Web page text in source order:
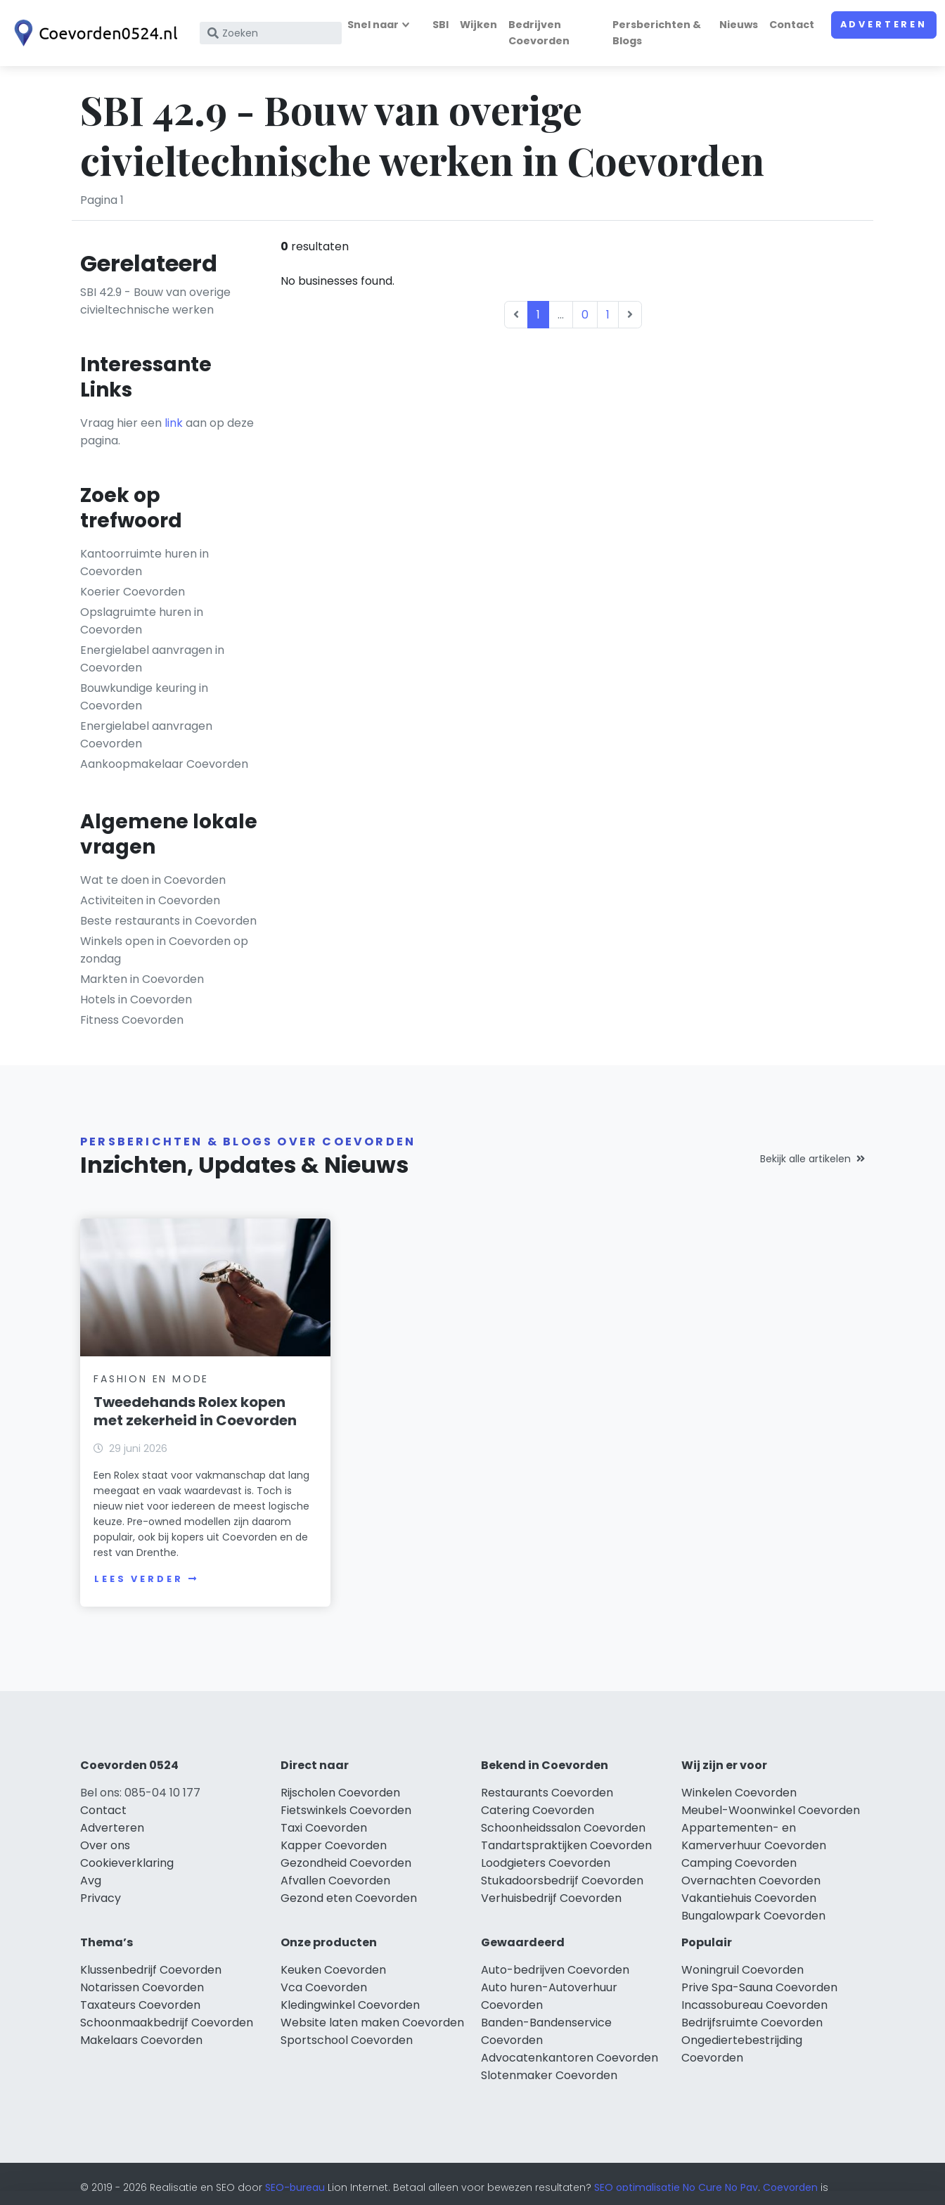
Zoek
KvK
nummer
Snel naar SBI Wijken
Bedrijven
Coevorden
Persberichten &
Blogs
Nieuws Contact ADVERTEREN
SBI 42.9 - Bouw van overige
civieltechnische werken in Coevorden
Pagina 1
Gerelateerd
SBI 42.9 - Bouw van overige
civieltechnische werken
Interessante
Links
Vraag hier een linkaan op deze
pagina.
Zoek op
trefwoord
Kantoorruimte huren in
Coevorden
Koerier Coevorden
Opslagruimte huren in
Coevorden
Energielabel aanvragen in
Coevorden
Bouwkundige keuring in
Coevorden
Energielabel aanvragen
Coevorden
Aankoopmakelaar Coevorden
Algemene lokale
vragen
Wat te doen in Coevorden
Activiteiten in Coevorden
Beste restaurants in Coevorden
Winkels open in Coevorden op
zondag
Markten in Coevorden
Hotels in Coevorden
Fitness Coevorden
0 resultaten
No businesses found.
1 ... 0 1
PERSBERICHTEN & BLOGS OVER COEVORDEN
Inzichten, Updates & Nieuws Bekijk alle artikelen
FASHION EN MODE
Tweedehands Rolex kopen
met zekerheid in Coevorden
29 juni 2026
Een Rolex staat voor vakmanschap dat lang
meegaat en vaak waardevast is. Toch is
nieuw niet voor iedereen de meest logische
keuze. Pre-owned modellen zijn daarom
populair, ook bij kopers uit Coevorden en de
rest van Drenthe.
LEES VERDER
Coevorden 0524
Bel ons: 085-04 10 177
Contact
Adverteren
Over ons
Cookieverklaring
Avg
Privacy
Direct naar
Rijscholen Coevorden
Fietswinkels Coevorden
Taxi Coevorden
Kapper Coevorden
Gezondheid Coevorden
Afvallen Coevorden
Gezond eten Coevorden
Bekend in Coevorden
Restaurants Coevorden
Catering Coevorden
Schoonheidssalon Coevorden
Tandartspraktijken Coevorden
Loodgieters Coevorden
Stukadoorsbedrijf Coevorden
Verhuisbedrijf Coevorden
Wij zijn er voor
Winkelen Coevorden
Meubel-Woonwinkel Coevorden
Appartementen- en
Kamerverhuur Coevorden
Camping Coevorden
Overnachten Coevorden
Vakantiehuis Coevorden
Bungalowpark Coevorden
Thema’s
Klussenbedrijf Coevorden
Notarissen Coevorden
Taxateurs Coevorden
Schoonmaakbedrijf Coevorden
Makelaars Coevorden
Onze producten
Keuken Coevorden
Vca Coevorden
Kledingwinkel Coevorden
Website laten maken Coevorden
Sportschool Coevorden
Gewaardeerd
Auto-bedrijven Coevorden
Auto huren-Autoverhuur
Coevorden
Banden-Bandenservice
Coevorden
Advocatenkantoren Coevorden
Slotenmaker Coevorden
Populair
Woningruil Coevorden
Prive Spa-Sauna Coevorden
Incassobureau Coevorden
Bedrijfsruimte Coevorden
Ongediertebestrijding
Coevorden
© 2019 - 2026 Realisatie en SEO door SEO-bureau Lion Internet. Betaal alleen voor bewezen resultaten? SEO optimalisatie No Cure No Pay. Coevorden is